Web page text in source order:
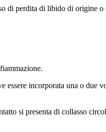
di perdita di libido di origine
incorporata una o
si presenta di collasso